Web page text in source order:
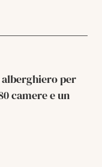
alberghiero per
camere e un